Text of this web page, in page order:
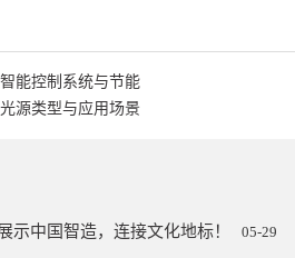
能控制系统与节能
源类型与应用场景
示中国智造，连接文化地标！ 05-29